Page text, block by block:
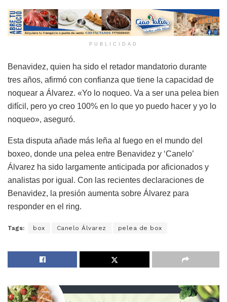
PUBLICIDAD
Benavidez, quien ha sido el retador mandatorio durante
tres años, afirmó con confianza que tiene la capacidad de
noquear a Álvarez. «Yo lo noqueo. Va a ser una pelea bien
difícil, pero yo creo 100% en lo que yo puedo hacer y yo lo
noqueo», aseguró.
Esta disputa añade más leña al fuego en el mundo del
boxeo, donde una pelea entre Benavidez y ‘Canelo’
Álvarez ha sido largamente anticipada por aficionados y
analistas por igual. Con las recientes declaraciones de
Benavidez, la presión aumenta sobre Álvarez para
responder en el ring.
Tags: box Canelo Álvarez pelea de box